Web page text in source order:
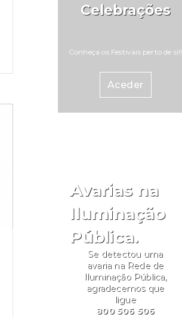
Celebrações
Conheça os Festivais perto de si!!
Aceder
Avarias na
Iluminação
Pública.
Se detectou uma
avaria na Rede de
Iluminação Pública,
agradecemos que
ligue
800 506 506